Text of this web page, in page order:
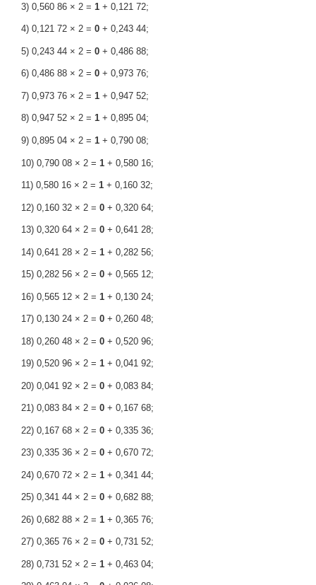
3) 0,560 86 × 2 = 1+ 0,121 72;
4) 0,121 72 × 2 = 0+ 0,243 44;
5) 0,243 44 × 2 = 0+ 0,486 88;
6) 0,486 88 × 2 = 0+ 0,973 76;
7) 0,973 76 × 2 = 1+ 0,947 52;
8) 0,947 52 × 2 = 1+ 0,895 04;
9) 0,895 04 × 2 = 1+ 0,790 08;
10) 0,790 08 × 2 = 1+ 0,580 16;
11) 0,580 16 × 2 = 1+ 0,160 32;
12) 0,160 32 × 2 = 0+ 0,320 64;
13) 0,320 64 × 2 = 0+ 0,641 28;
14) 0,641 28 × 2 = 1+ 0,282 56;
15) 0,282 56 × 2 = 0+ 0,565 12;
16) 0,565 12 × 2 = 1+ 0,130 24;
17) 0,130 24 × 2 = 0+ 0,260 48;
18) 0,260 48 × 2 = 0+ 0,520 96;
19) 0,520 96 × 2 = 1+ 0,041 92;
20) 0,041 92 × 2 = 0+ 0,083 84;
21) 0,083 84 × 2 = 0+ 0,167 68;
22) 0,167 68 × 2 = 0+ 0,335 36;
23) 0,335 36 × 2 = 0+ 0,670 72;
24) 0,670 72 × 2 = 1+ 0,341 44;
25) 0,341 44 × 2 = 0+ 0,682 88;
26) 0,682 88 × 2 = 1+ 0,365 76;
27) 0,365 76 × 2 = 0+ 0,731 52;
28) 0,731 52 × 2 = 1+ 0,463 04;